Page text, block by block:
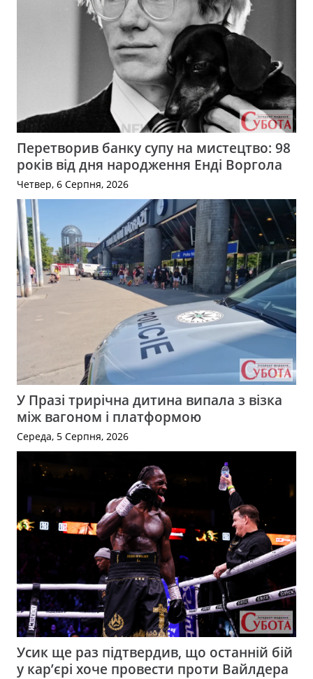
Перетворив банку супу на мистецтво: 98
років від дня народження Енді Воргола
Четвер, 6 Серпня, 2026
У Празі трирічна дитина випала з візка
між вагоном і платформою
Середа, 5 Серпня, 2026
Усик ще раз підтвердив, що останній бій
у кар’єрі хоче провести проти Вайлдера